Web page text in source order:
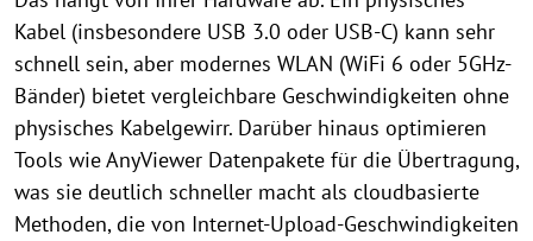
Kabel (insbesondere USB 3.0 oder USB-C) kann sehr
schnell sein, aber modernes WLAN (WiFi 6 oder 5GHz-
Bänder) bietet vergleichbare Geschwindigkeiten ohne
physisches Kabelgewirr. Darüber hinaus optimieren
Tools wie AnyViewer Datenpakete für die Übertragung,
was sie deutlich schneller macht als cloudbasierte
Methoden, die von Internet-Upload-Geschwindigkeiten